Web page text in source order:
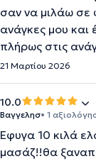
σαν να μιλάω σε
ανάγκες μου
πλήρως στις
21 Μαρτίου 2026
10.0
Βαγγελησ• 1
Έφυγα 10 κιλά
μασάζ!!θα